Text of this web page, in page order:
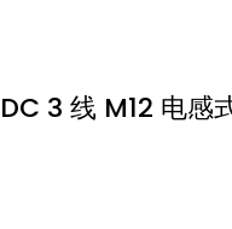
DC 3 线 M12 电感